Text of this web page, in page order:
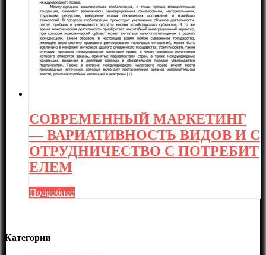
СОВРЕМЕННЫЙ МАРКЕТИНГ
— ВАРИАТИВНОСТЬ ВИДОВ И С
ОТРУДНИЧЕСТВО С ПОТРЕБИТ
ЕЛЕМ
Подробнее
Категории